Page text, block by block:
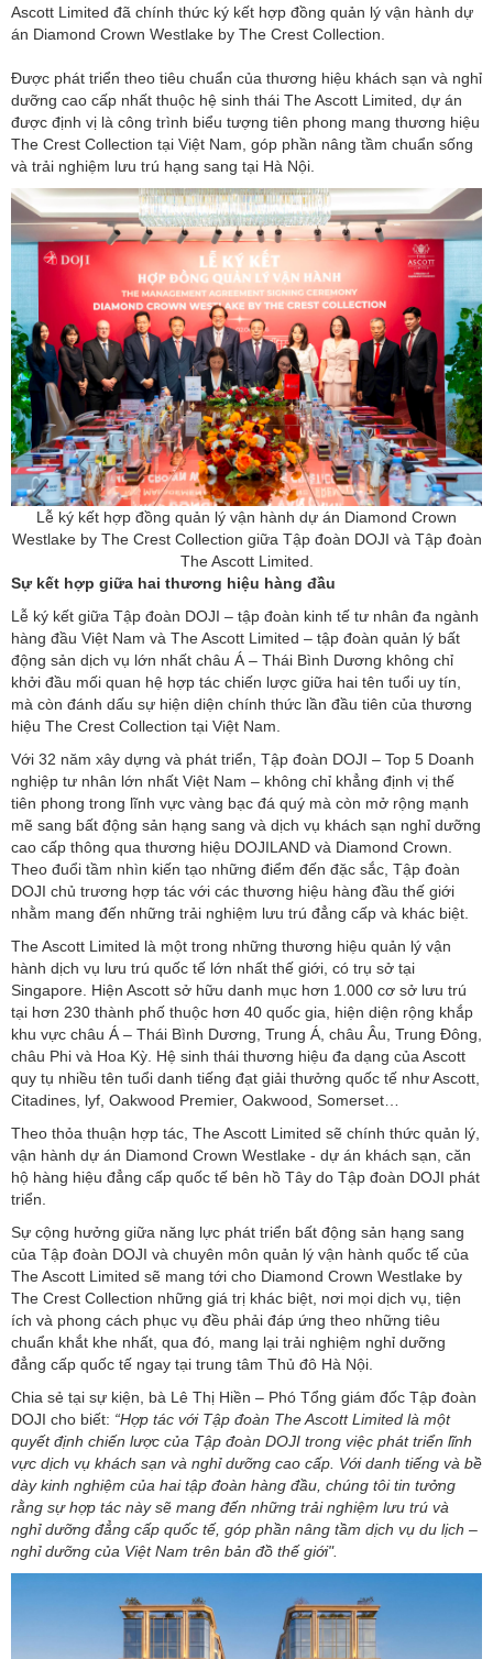
Ascott Limited đã chính thức ký kết hợp đồng quản lý vận hành dự
án Diamond Crown Westlake by The Crest Collection.
Được phát triển theo tiêu chuẩn của thương hiệu khách sạn và nghỉ
dưỡng cao cấp nhất thuộc hệ sinh thái The Ascott Limited, dự án
được định vị là công trình biểu tượng tiên phong mang thương hiệu
The Crest Collection tại Việt Nam, góp phần nâng tầm chuẩn sống
và trải nghiệm lưu trú hạng sang tại Hà Nội.
Lễ ký kết hợp đồng quản lý vận hành dự án Diamond Crown
Westlake by The Crest Collection giữa Tập đoàn DOJI và Tập đoàn
The Ascott Limited.
Sự kết hợp giữa hai thương hiệu hàng đầu
Lễ ký kết giữa Tập đoàn DOJI – tập đoàn kinh tế tư nhân đa ngành
hàng đầu Việt Nam và The Ascott Limited – tập đoàn quản lý bất
động sản dịch vụ lớn nhất châu Á – Thái Bình Dương không chỉ
khởi đầu mối quan hệ hợp tác chiến lược giữa hai tên tuổi uy tín,
mà còn đánh dấu sự hiện diện chính thức lần đầu tiên của thương
hiệu The Crest Collection tại Việt Nam.
Với 32 năm xây dựng và phát triển, Tập đoàn DOJI – Top 5 Doanh
nghiệp tư nhân lớn nhất Việt Nam – không chỉ khẳng định vị thế
tiên phong trong lĩnh vực vàng bạc đá quý mà còn mở rộng mạnh
mẽ sang bất động sản hạng sang và dịch vụ khách sạn nghỉ dưỡng
cao cấp thông qua thương hiệu DOJILAND và Diamond Crown.
Theo đuổi tầm nhìn kiến tạo những điểm đến đặc sắc, Tập đoàn
DOJI chủ trương hợp tác với các thương hiệu hàng đầu thế giới
nhằm mang đến những trải nghiệm lưu trú đẳng cấp và khác biệt.
The Ascott Limited là một trong những thương hiệu quản lý vận
hành dịch vụ lưu trú quốc tế lớn nhất thế giới, có trụ sở tại
Singapore. Hiện Ascott sở hữu danh mục hơn 1.000 cơ sở lưu trú
tại hơn 230 thành phố thuộc hơn 40 quốc gia, hiện diện rộng khắp
khu vực châu Á – Thái Bình Dương, Trung Á, châu Âu, Trung Đông,
châu Phi và Hoa Kỳ. Hệ sinh thái thương hiệu đa dạng của Ascott
quy tụ nhiều tên tuổi danh tiếng đạt giải thưởng quốc tế như Ascott,
Citadines, lyf, Oakwood Premier, Oakwood, Somerset…
Theo thỏa thuận hợp tác, The Ascott Limited sẽ chính thức quản lý,
vận hành dự án Diamond Crown Westlake - dự án khách sạn, căn
hộ hàng hiệu đẳng cấp quốc tế bên hồ Tây do Tập đoàn DOJI phát
triển.
Sự cộng hưởng giữa năng lực phát triển bất động sản hạng sang
của Tập đoàn DOJI và chuyên môn quản lý vận hành quốc tế của
The Ascott Limited sẽ mang tới cho Diamond Crown Westlake by
The Crest Collection những giá trị khác biệt, nơi mọi dịch vụ, tiện
ích và phong cách phục vụ đều phải đáp ứng theo những tiêu
chuẩn khắt khe nhất, qua đó, mang lại trải nghiệm nghỉ dưỡng
đẳng cấp quốc tế ngay tại trung tâm Thủ đô Hà Nội.
Chia sẻ tại sự kiện, bà Lê Thị Hiền – Phó Tổng giám đốc Tập đoàn
DOJI cho biết: “Hợp tác với Tập đoàn The Ascott Limited là một
quyết định chiến lược của Tập đoàn DOJI trong việc phát triển lĩnh
vực dịch vụ khách sạn và nghỉ dưỡng cao cấp. Với danh tiếng và bề
dày kinh nghiệm của hai tập đoàn hàng đầu, chúng tôi tin tưởng
rằng sự hợp tác này sẽ mang đến những trải nghiệm lưu trú và
nghỉ dưỡng đẳng cấp quốc tế, góp phần nâng tầm dịch vụ du lịch –
nghỉ dưỡng của Việt Nam trên bản đồ thế giới".